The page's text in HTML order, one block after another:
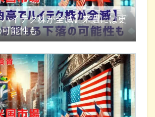
ハイテク株が全滅】来週には更
能性も